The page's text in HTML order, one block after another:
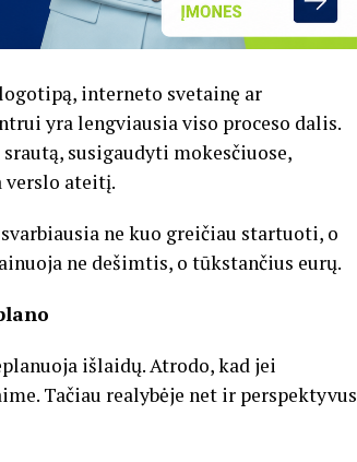
interneto svetainę ar
yra lengviausia viso proceso dalis.
susigaudyti mokesčiuose,
ateitį.
ne kuo greičiau startuoti, o
ne dešimtis, o tūkstančius eurų.
išlaidų. Atrodo, kad jei
Tačiau realybėje net ir perspektyvus